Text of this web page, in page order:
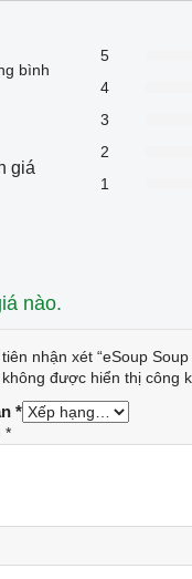
bình
giá
5
4
3
2
1
nào.
nhận xét “eSoup
được hiển thị công
*
*